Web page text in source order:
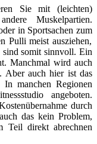
Sie mit (leichten)
Muskelpartien.
in Sportsachen zum
Pulli meist ausziehen,
sind somit sinnvoll. Ein
Manchmal wird auch
Aber auch hier ist das
manchen Regionen
angeboten.
durch
das kein Problem,
Teil direkt abrechnen